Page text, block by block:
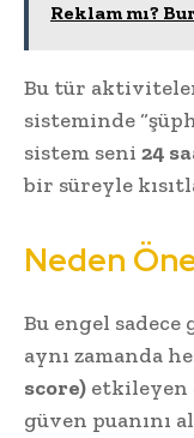
Reklam mı?
Bu tür
sisteminde
sistem seni 24
bir süreyle
Neden
Bu engel
aynı zamanda
score) etkileyen
güven puanını